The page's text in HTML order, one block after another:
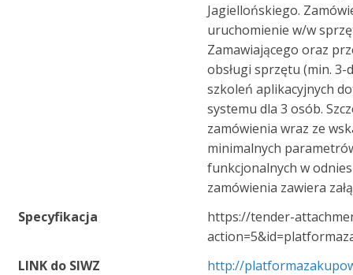
Jagiellońskiego.
uruchomienie w/w
Zamawiającego oraz
obsługi sprzętu (min.
szkoleń aplikacyjnych
systemu dla 3 osób.
zamówienia wraz ze
minimalnych
funkcjonalnych w
zamówienia zawiera
Specyfikacja
https://tender-
LINK do SIWZ
http://